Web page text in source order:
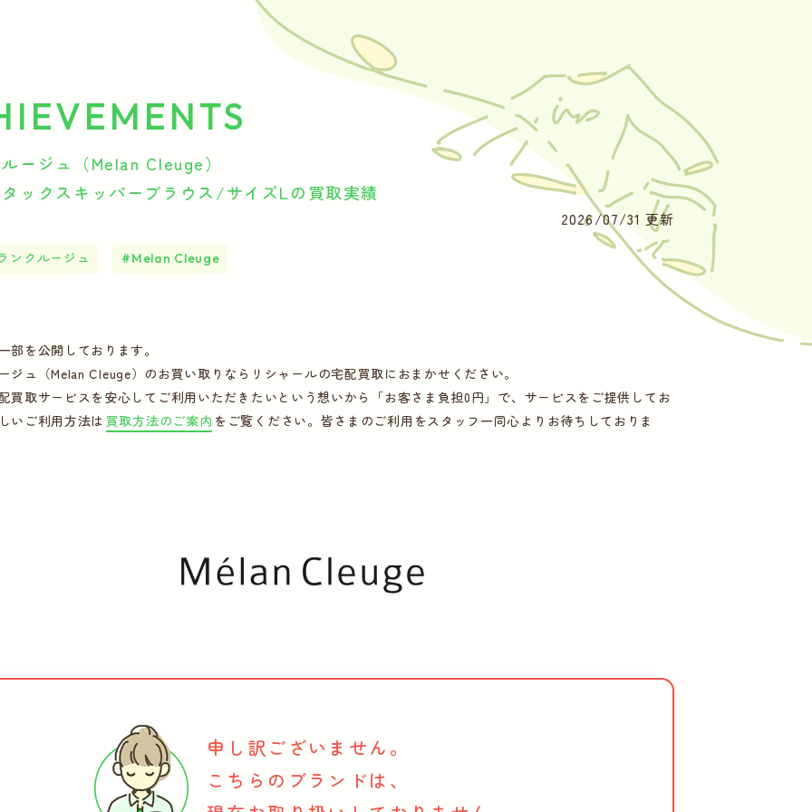
ージュ（Melan Cleuge）
ックスキッパーブラウス/サイズLの買取実績
2026/07/31 更新
ンクルージュ Melan Cleuge
部を公開しております。
ジュ（Melan Cleuge）のお買い取りならリシャールの宅配買取におまかせください。
買取サービスを安心してご利用いただきたいという想いから「お客さま負担0円」で、サービスをご提供してお
いご利用方法は 買取方法のご案内 をご覧ください。皆さまのご利用をスタッフ一同心よりお待ちしておりま
申し訳ございません。
こちらのブランドは、